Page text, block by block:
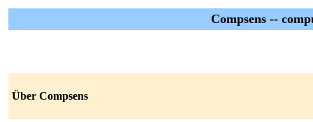
Compsens --
Über Compsens